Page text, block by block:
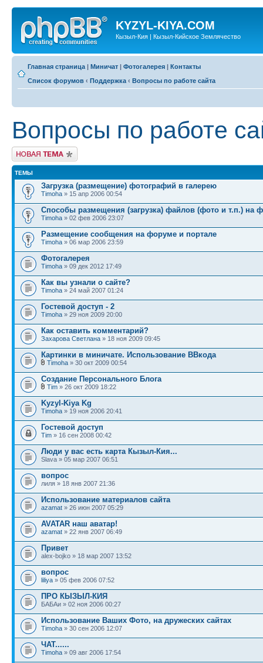
KYZYL-KIYA.COM
Кызыл-Кия | Кызыл-Кийское Землячество
Главная страница | Миничат | Фотогалерея | Контакты
Список форумов ‹ Поддержка ‹ Вопросы по работе сайта
Вопросы по работе
Новая тема
ТЕМЫ
Загрузка (размещение) фотографий в галерею
Timoha » 15 апр 2006 00:54
Способы размещения (загрузка) файлов (фото и т.п.) на
Timoha » 02 фев 2006 23:07
Размещение сообщения на форуме и портале
Timoha » 06 мар 2006 23:59
Фотогалерея
Timoha » 09 дек 2012 17:49
Как вы узнали о сайте?
Timoha » 24 май 2007 01:24
Гостевой доступ - 2
Timoha » 29 ноя 2009 20:00
Как оставить комментарий?
Захарова Светлана » 18 ноя 2009 09:45
Картинки в миничате. Использование ВВкода
Timoha » 30 окт 2009 00:54
Создание Персонального Блога
Tim » 26 окт 2009 18:22
Kyzyl-Kiya Kg
Timoha » 19 ноя 2006 20:41
Гостевой доступ
Tim » 16 сен 2008 00:42
Люди у вас есть карта Кызыл-Кия...
Slava » 05 мар 2007 06:51
вопрос
лиля » 18 янв 2007 21:36
Использование материалов сайта
azamat » 26 июн 2007 05:29
AVATAR наш аватар!
azamat » 22 янв 2007 06:49
Привет
alex-bojko » 18 мар 2007 13:52
вопрос
liliya » 05 фев 2006 07:52
ПРО КЫЗЫЛ-КИЯ
БАБАи » 02 ноя 2006 00:27
Использование Ваших Фото, на дружеских сайтах
Timoha » 30 сен 2006 12:07
ЧАТ......
Timoha » 09 авг 2006 17:54